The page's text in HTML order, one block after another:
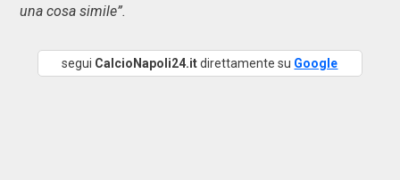
una cosa simile”.
segui CalcioNapoli24.itdirettamente su Google